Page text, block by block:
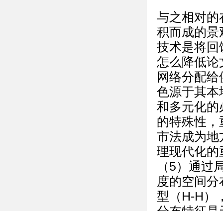
与之相对的
积而成的景
技术是将回
怎么降低论
网络分配
色源于其本
和多元化的
的特殊性
市法成为地
理现代化的
（5）通过
度的空间
型（H-H）